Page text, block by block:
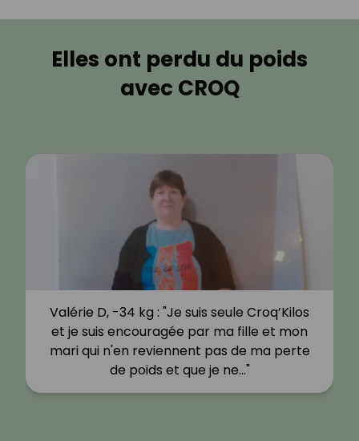
Elles ont perdu du poids
avec CROQ
Valérie D, -34 kg : "Je suis seule Croq’Kilos
et je suis encouragée par ma fille et mon
mari qui n'en reviennent pas de ma perte
de poids et que je ne…"